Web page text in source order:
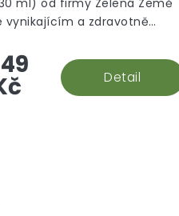
Detail
vynikajícím a zdravotně
synergicky spojuje
kokosového oleje a...